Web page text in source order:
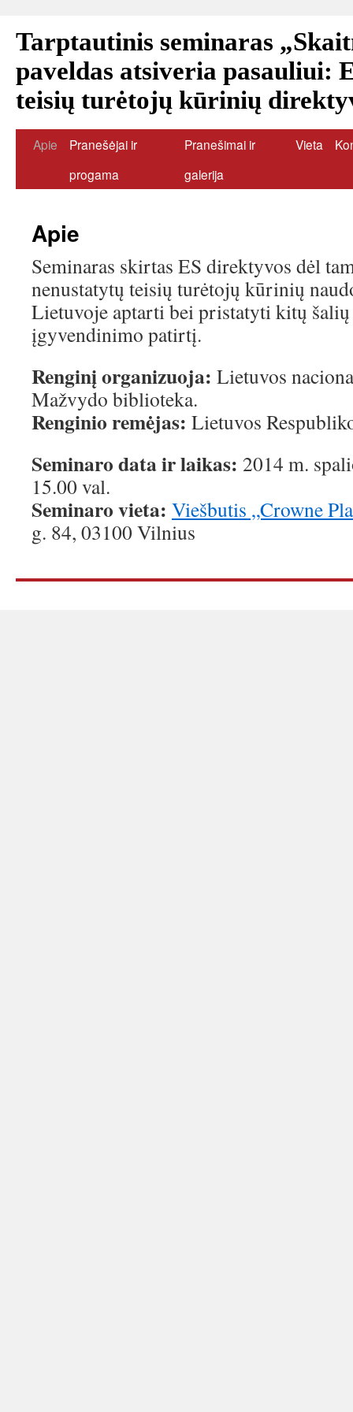
Tarptautinis seminaras
paveldas atsiveria pasauliui:
teisių turėtojų kūrinių
Apie
Pranešėjai ir
progama
Pranešimai ir
galerija
Vieta
Apie
Seminaras skirtas ES direktyvos dėl
nenustatytų teisių turėtojų kūrinių
Lietuvoje aptarti bei pristatyti kitų
įgyvendinimo patirtį.
Renginį organizuoja: Lietuvos
Mažvydo biblioteka.
Renginio remėjas: Lietuvos
Seminaro data ir laikas: 2014 m.
15.00 val.
Seminaro vieta: Viešbutis „Crowne
g. 84, 03100 Vilnius